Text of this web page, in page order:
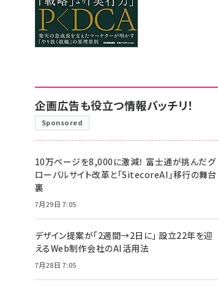
企画広告も役立つ情報バッチリ！
Sponsored
10万ページを8,000に激減！ 富士通が挑んだグ
ローバルサイト改革と「SitecoreAI」移行の舞台
裏
7月29日 7:05
デザイン提案が「2週間→2日に」 設立22年を迎
えるWeb制作会社のAI活用法
7月28日 7:05